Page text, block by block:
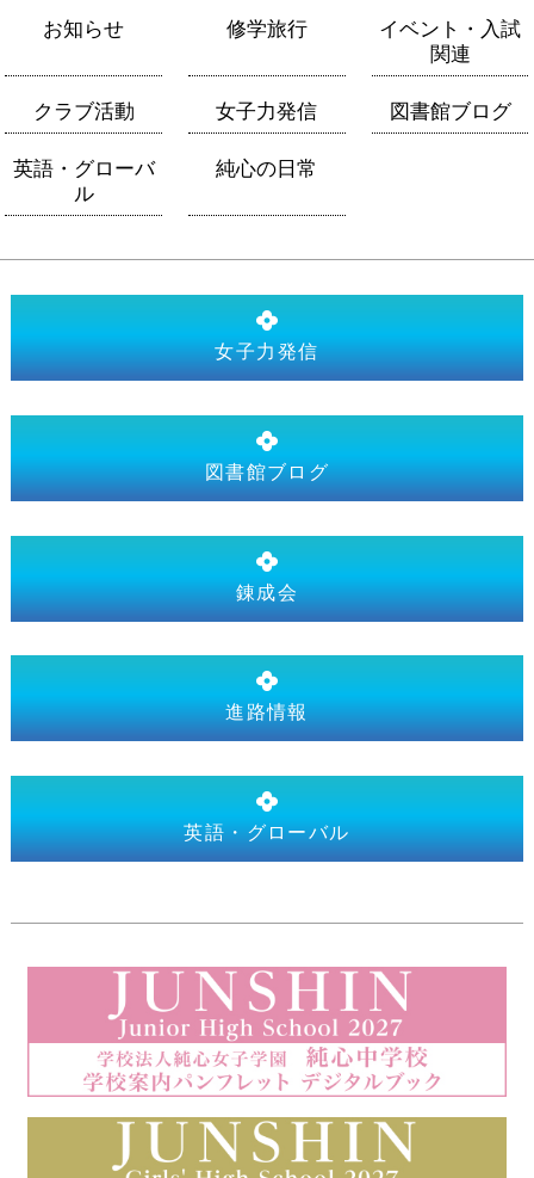
お知らせ 修学旅行
イベント・入試
関連
クラブ活動 女子力発信 図書館ブログ
英語・グローバ
ル
純心の日常
女子力発信
図書館ブログ
錬成会
進路情報
英語・グローバル